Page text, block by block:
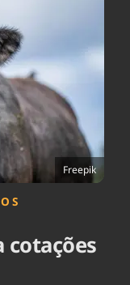
Freepik
cotações